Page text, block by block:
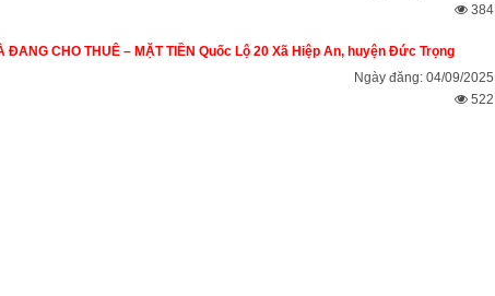
384
ĐANG CHO THUÊ – MẶT TIỀN Quốc Lộ 20 Xã Hiệp An, huyện Đức Trọng
Ngày đăng: 04/09/2025
522